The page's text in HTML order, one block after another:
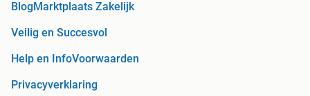
BlogMarktplaats Zakelijk
Veilig en Succesvol
Help en InfoVoorwaarden
Privacyverklaring